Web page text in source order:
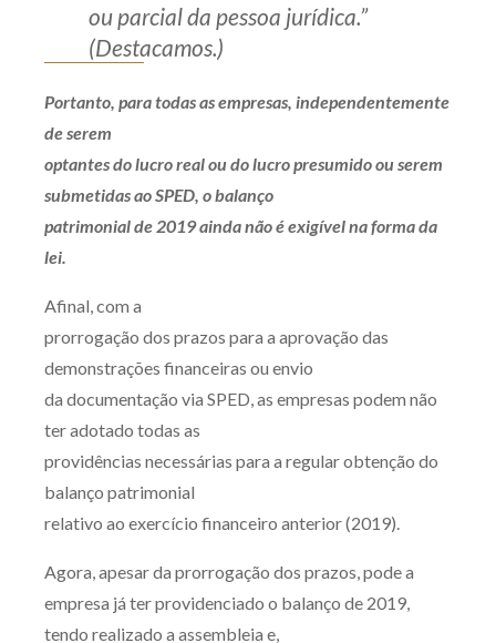
ou parcial da pessoa jurídica.”
(Destacamos.)
Portanto, para todas as empresas, independentemente
de serem
optantes do lucro real ou do lucro presumido ou serem
submetidas ao SPED, o balanço
patrimonial de 2019 ainda não é exigível na forma da
lei.
Afinal, com a
prorrogação dos prazos para a aprovação das
demonstrações financeiras ou envio
da documentação via SPED, as empresas podem não
ter adotado todas as
providências necessárias para a regular obtenção do
balanço patrimonial
relativo ao exercício financeiro anterior (2019).
Agora, apesar da prorrogação dos prazos, pode a
empresa já ter providenciado o balanço de 2019,
tendo realizado a assembleia e,